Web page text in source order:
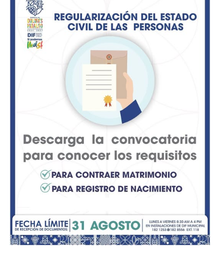
Y es que, de acuerdo con lo señalado, los juegos
infantiles se encuentran severamente desgastados. Las
estructuras presentan oxidación avanzada,
desprendimiento de pintura, piezas flojas y fracturas
visibles, producto de la falta de mantenimiento, lo que
impide que niñas y niños puedan jugar de manera
Pero el deterioro no es lo único. El lugar luce además
con acumulación de basura. Según el testimonio,
algunas personas han tomado el área como tiradero,
dejando bolsas con desperdicios domésticos, botellas de
plástico, envolturas y todo tipo de desechos esparcidos
descanso.
Vecinos de la zona manifestaron su inconformidad y